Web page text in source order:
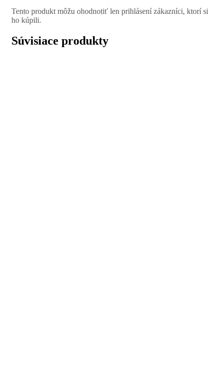
Tento produkt môžu ohodnotiť len prihlásení zákazníci, ktorí si
ho kúpili.
Súvisiace produkty